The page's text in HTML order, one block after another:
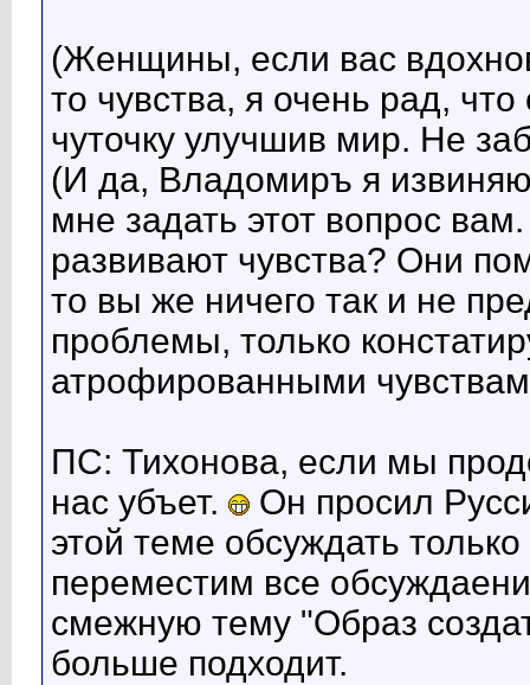
(Женщины, если вас
то чувства, я очень рад,
чуточку улучшив мир. Не
(И да, Владомиръ я
мне задать этот вопрос
развивают чувства? Они
то вы же ничего так и не
проблемы, только
атрофированными
ПС: Тихонова, если мы
нас убъет.
Он просил
этой теме обсуждать
переместим все
смежную тему "Образ
больше подходит.